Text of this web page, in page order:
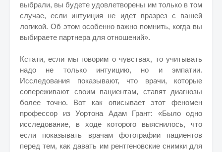
выбрали, вы будете удовлетворены им только в том
случае, если интуиция не идет вразрез с вашей
логикой. Об этом особенно важно помнить, когда вы
выбираете партнера для отношений».
Кстати, если мы говорим о чувствах, то учитывать
надо не только интуицию, но и эмпатии.
Исследования показывают, что врачи, которые
сопереживают своим пациентам, ставят диагнозы
более точно. Вот как описывает этот феномен
профессор из Уортона Адам Грант: «Было одно
исследование, в ходе которого выяснилось, что
если показывать врачам фотографии пациентов
перед тем, как давать им рентгеновские снимки для